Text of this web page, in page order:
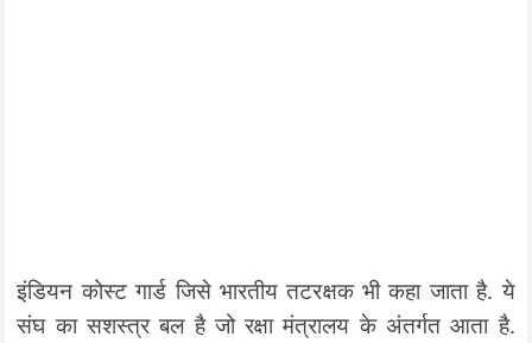
इंडियन कोस्ट गार्ड जिसे भारतीय तटरक्षक भी कहा जाता है. ये
संघ का सशस्त्र बल है जो रक्षा मंत्रालय के अंतर्गत आता है.